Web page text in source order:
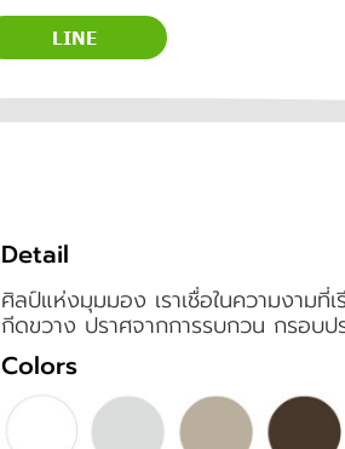
LINE
Detail
ศิลป์แห่งมุมมอง เราเชื่อในความงามที่
กีดขวาง ปราศจากการรบกวน กรอบ
Colors